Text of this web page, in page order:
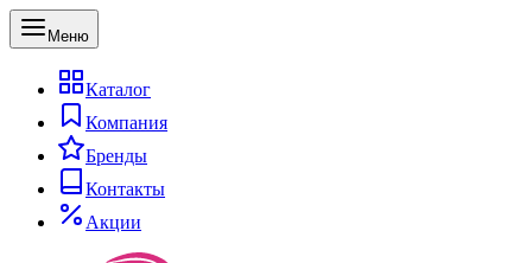
Меню
Каталог
Компания
Бренды
Контакты
Акции